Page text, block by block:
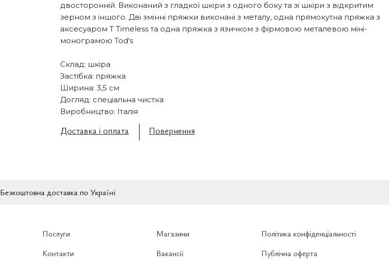
двосторонній. Виконаний з гладкої шкіри з одного боку та зі шкіри з відкритим
зерном з іншого. Дві змінні пряжки виконані з металу, одна прямокутна пряжка з
аксесуаром T Timeless та одна пряжка з язичком з фірмовою металевою міні-
монограмою Tod's
Склад: шкіра
Застібка: пряжка
Ширина: 3,5 см
Догляд: спеціальна чистка
Виробництво: Італія
Доставка і оплата Повернення
Безкоштовна доставка по Україні
Послуги
Контакти
Магазини
Вакансії
Політика конфіденціальності
Публічна оферта